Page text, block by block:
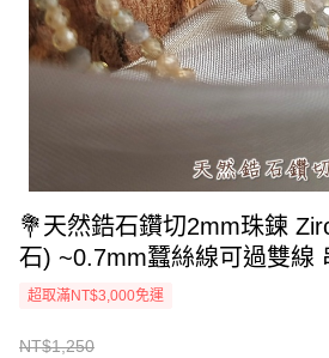
💐天然鋯石鑽切2mm珠鍊
石) ~0.7mm蠶絲線可過雙線
超取滿NT$3,000免運
NT$1,250